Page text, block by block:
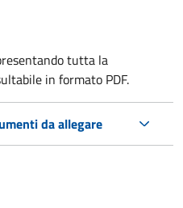
tutta la
in formato PDF.
da allegare